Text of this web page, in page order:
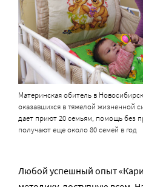
Материнская обитель в
оказавшихся в тяжелой жизненной
дает приют 20 семьям, помощь без
получают еще около 80 семей в год
Любой успешный опыт